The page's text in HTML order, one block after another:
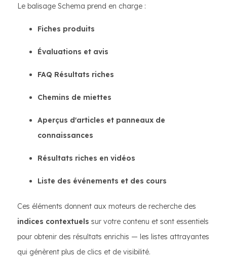
Le balisage Schema prend en charge :
Fiches produits
Évaluations et avis
FAQ Résultats riches
Chemins de miettes
Aperçus d'articles et panneaux de
connaissances
Résultats riches en vidéos
Liste des événements et des cours
Ces éléments donnent aux moteurs de recherche des
indices contextuels sur votre contenu et sont essentiels
pour obtenir des résultats enrichis — les listes attrayantes
qui génèrent plus de clics et de visibilité.